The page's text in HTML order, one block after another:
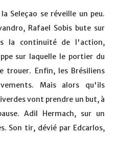
Seleçao se réveille un peu.
Rafael Sobis bute sur
la continuité de l'action,
sur laquelle le portier du
trouer. Enfin, les Brésiliens
Mais alors qu'ils
vont prendre un but, à
Adil Hermach, sur un
Son tir, dévié par Edcarlos,